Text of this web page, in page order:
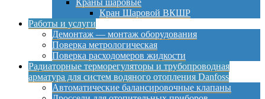
Краны шаровые
Кран Шаровой ВКШР
Работы и услуги
Демонтаж — монтаж оборудования
Поверка метрологическая
Поверка расходомеров жидкости
Радиаторные терморегуляторы и трубопроводная
арматура для систем водяного отопления Danfoss
Автоматические балансировочные клапаны